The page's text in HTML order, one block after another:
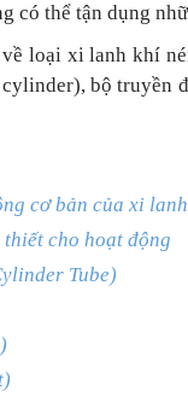
có thể tận dụng
loại xi lanh khí
bộ truyền
cơ bản của xi
cho hoạt động
Tube)